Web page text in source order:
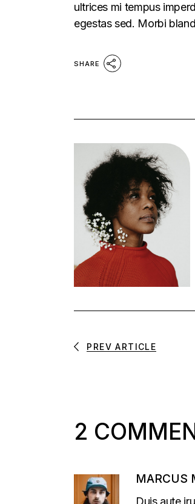
ultrices mi tempus
egestas sed. Morbi
SHARE
PREV ARTICLE
2
MARCUS
Duis aute